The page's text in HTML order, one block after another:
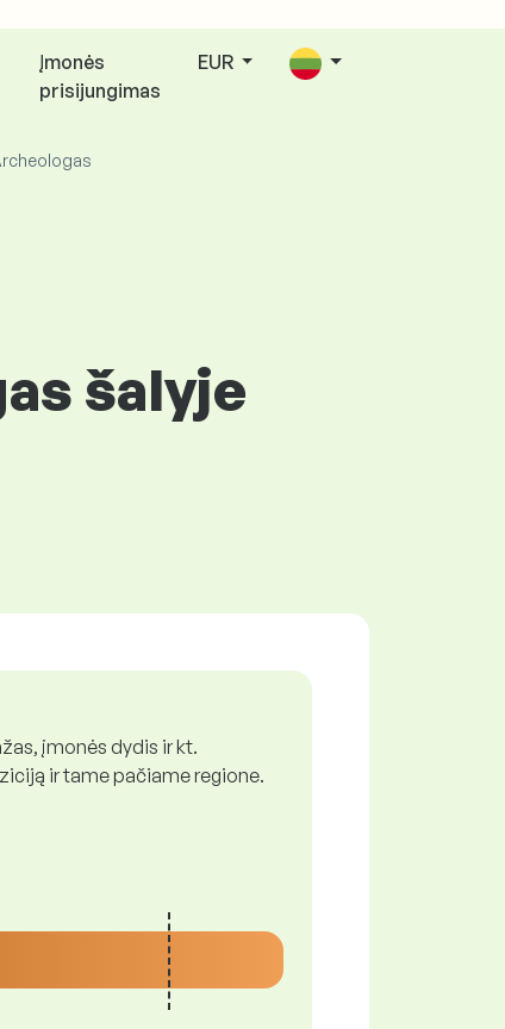
Įmonės
prisijungimas
EUR
šalyje
įmonės dydis ir kt.
ir tame pačiame regione.